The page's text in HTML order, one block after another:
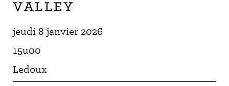
Valley
jeudi 8 janvier 2026
15u00
Ledoux